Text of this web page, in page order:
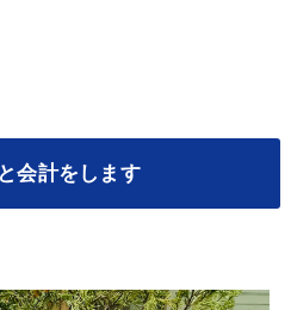
会計をします